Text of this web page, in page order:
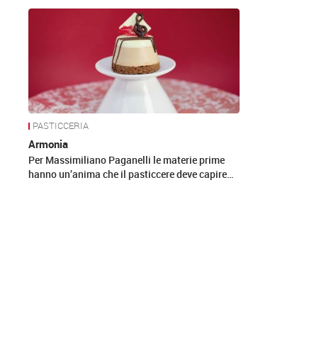
News
PASTICCERIA
Armonia
Per Massimiliano Paganelli le materie prime
hanno un’anima che il pasticcere deve capire…